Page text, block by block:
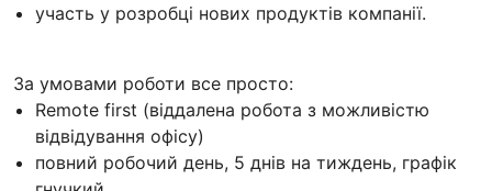
участь у розробці нових продуктів компанії.
За умовами роботи все просто:
Remote first (віддалена робота з можливістю
відвідування офісу)
повний робочий день, 5 днів на тиждень, графік